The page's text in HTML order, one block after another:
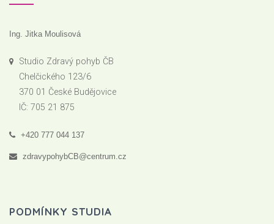
Ing. Jitka Moulisová
Studio Zdravý pohyb ČB
Chelčického 123/6
370 01 České Budějovice
IČ: 705 21 875
+420 777 044 137
zdravypohybCB@centrum.cz
PODMÍNKY STUDIA